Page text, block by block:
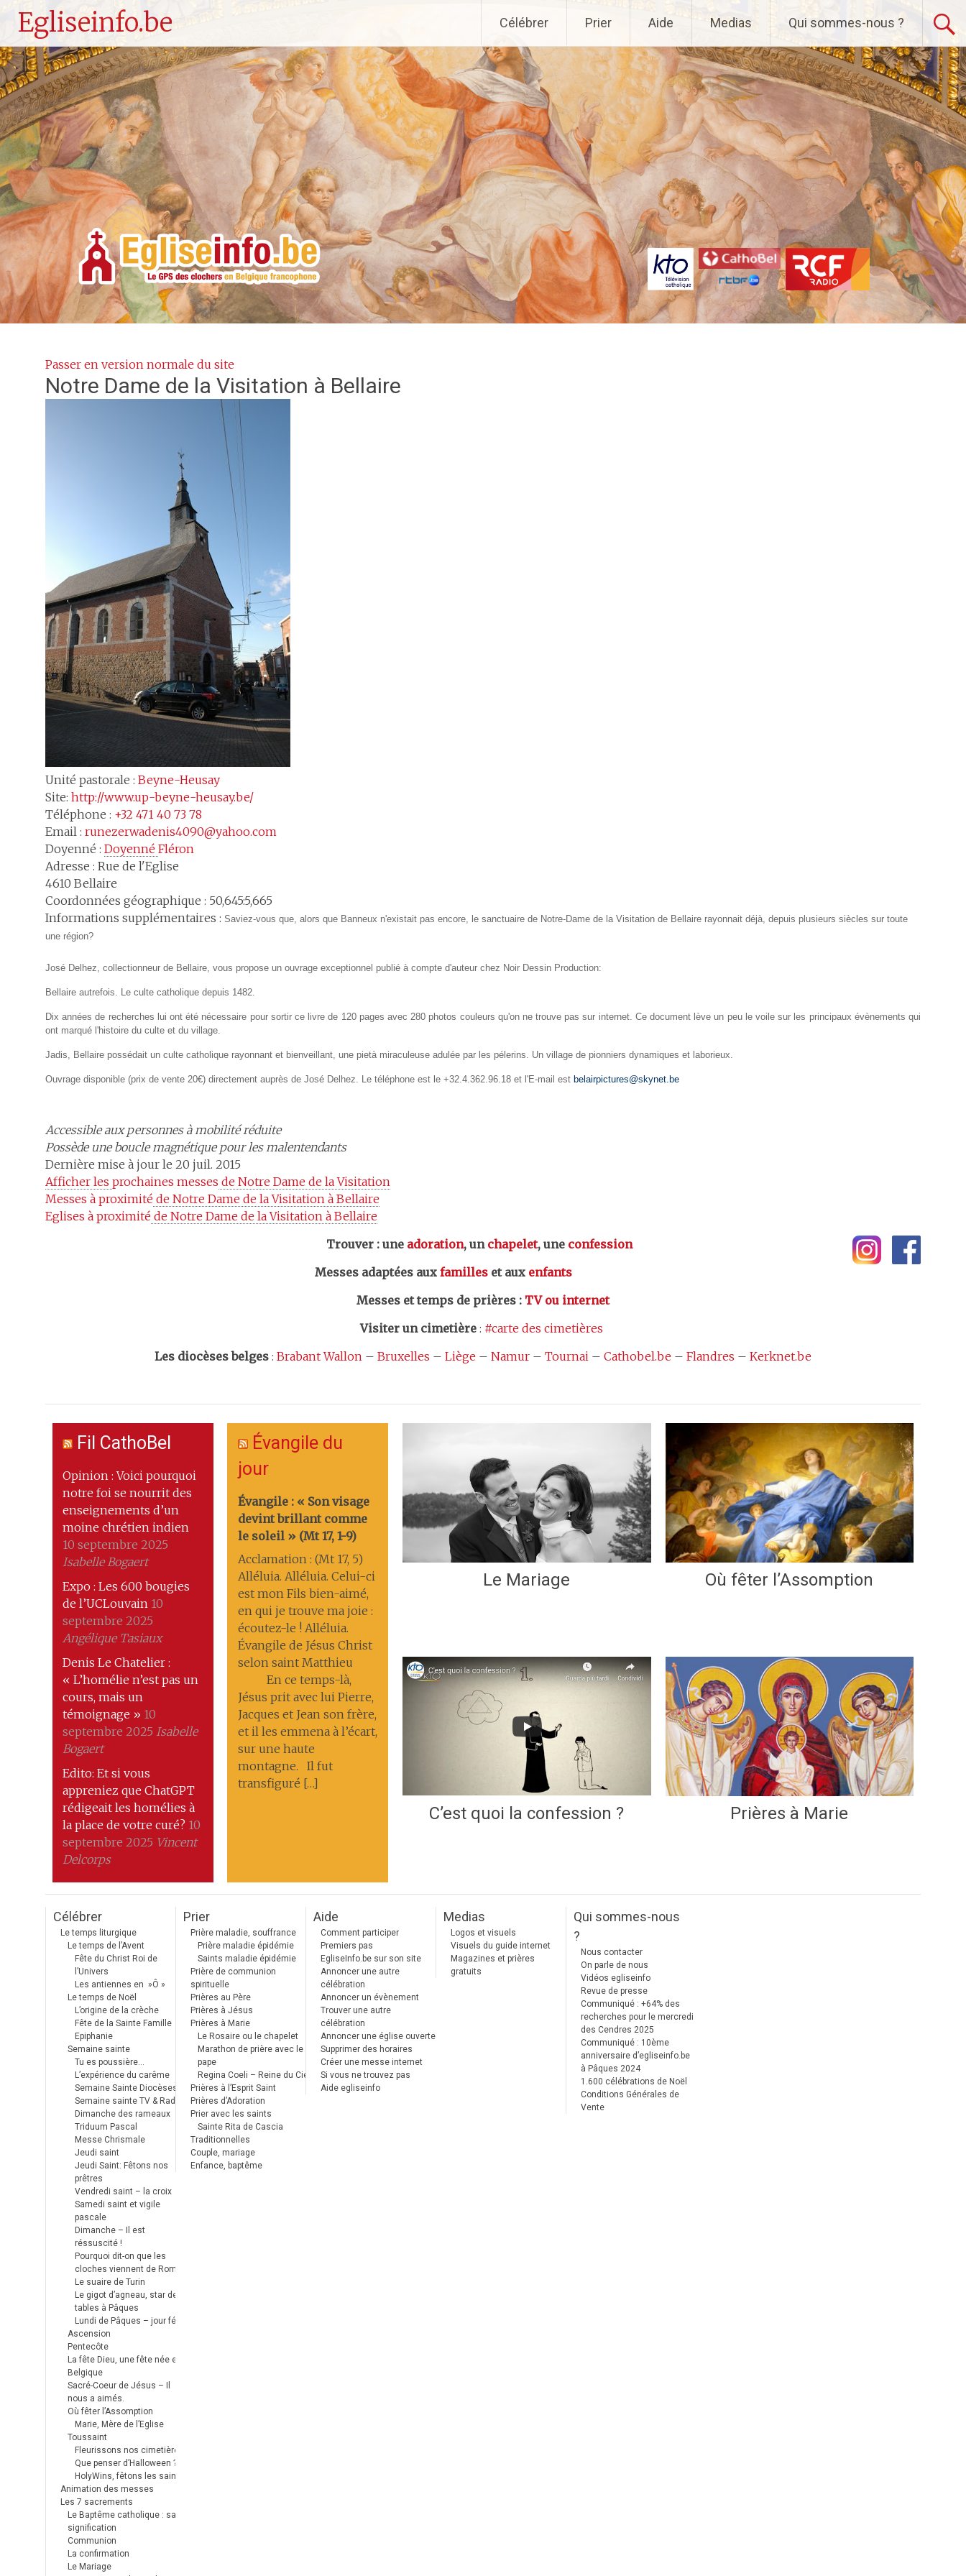
Egliseinfo.be
au
principal
Célébrer Prier Aide Medias Qui sommes-nous ?
Passer en version normale du site
Notre Dame de la Visitation à Bellaire
Unité pastorale : Beyne-Heusay
Site: http://www.up-beyne-heusay.be/
Téléphone : +32 471 40 73 78
Email : runezerwadenis4090@yahoo.com
Doyenné : Doyenné Fléron
Adresse : Rue de l'Eglise
4610 Bellaire
Coordonnées géographique : 50,645:5,665
Informations supplémentaires : Saviez-vous que, alors que Banneux n'existait pas encore, le sanctuaire de Notre-Dame de la Visitation de Bellaire rayonnait déjà, depuis plusieurs siècles sur toute
une région?
José Delhez, collectionneur de Bellaire, vous propose un ouvrage exceptionnel publié à compte d'auteur chez Noir Dessin Production:
Bellaire autrefois. Le culte catholique depuis 1482.
Dix années de recherches lui ont été nécessaire pour sortir ce livre de 120 pages avec 280 photos couleurs qu'on ne trouve pas sur internet. Ce document lève un peu le voile sur les principaux évènements qui
ont marqué l'histoire du culte et du village.
Jadis, Bellaire possédait un culte catholique rayonnant et bienveillant, une pietà miraculeuse adulée par les pélerins. Un village de pionniers dynamiques et laborieux.
Ouvrage disponible (prix de vente 20€) directement auprès de José Delhez. Le téléphone est le +32.4.362.96.18 et l'E-mail est belairpictures@skynet.be
Accessible aux personnes à mobilité réduite
Possède une boucle magnétique pour les malentendants
Dernière mise à jour le 20 juil. 2015
Afficher les prochaines messes de Notre Dame de la Visitation
Messes à proximité de Notre Dame de la Visitation à Bellaire
Eglises à proximité de Notre Dame de la Visitation à Bellaire
Trouver : une adoration, un chapelet, une confession
Messes adaptées aux familles et aux enfants
Messes et temps de prières : TV ou internet
Visiter un cimetière : #carte des cimetières
Les diocèses belges : Brabant Wallon – Bruxelles – Liège – Namur – Tournai – Cathobel.be – Flandres – Kerknet.be
Fil CathoBel
Opinion : Voici pourquoi
notre foi se nourrit des
enseignements d’un
moine chrétien indien
10 septembre 2025
Isabelle Bogaert
Expo : Les 600 bougies
de l’UCLouvain 10
septembre 2025
Angélique Tasiaux
Denis Le Chatelier :
« L’homélie n’est pas un
cours, mais un
témoignage » 10
septembre 2025 Isabelle
Bogaert
Edito: Et si vous
appreniez que ChatGPT
rédigeait les homélies à
la place de votre curé? 10
septembre 2025 Vincent
Delcorps
Évangile du
jour
Évangile : « Son visage
devint brillant comme
le soleil » (Mt 17, 1-9)
Acclamation : (Mt 17, 5)
Alléluia. Alléluia. Celui-ci
est mon Fils bien-aimé,
en qui je trouve ma joie :
écoutez-le ! Alléluia.
Évangile de Jésus Christ
selon saint Matthieu
En ce temps-là,
Jésus prit avec lui Pierre,
Jacques et Jean son frère,
et il les emmena à l’écart,
sur une haute
montagne. Il fut
transfiguré […]
Le Mariage Où fêter l’Assomption
C’est quoi la confession ? Prières à Marie
Célébrer
Le temps liturgique
Le temps de l’Avent
Fête du Christ Roi de
l’Univers
Les antiennes en »Ô »
Le temps de Noël
L’origine de la crèche
Fête de la Sainte Famille
Epiphanie
Semaine sainte
Tu es poussière…
L’expérience du carême
Semaine Sainte Diocèses
Semaine sainte TV & Radio
Dimanche des rameaux
Triduum Pascal
Messe Chrismale
Jeudi saint
Jeudi Saint: Fêtons nos
prêtres
Vendredi saint – la croix
Samedi saint et vigile
pascale
Dimanche – Il est
réssuscité !
Pourquoi dit-on que les
cloches viennent de Rome ?
Le suaire de Turin
Le gigot d’agneau, star des
tables à Pâques
Lundi de Pâques – jour férié
Ascension
Pentecôte
La fête Dieu, une fête née en
Belgique
Sacré-Coeur de Jésus – Il
nous a aimés.
Où fêter l’Assomption
Marie, Mère de l’Eglise
Toussaint
Fleurissons nos cimetières
Que penser d’Halloween ?
HolyWins, fêtons les saints !
Animation des messes
Les 7 sacrements
Le Baptême catholique : sa
signification
Communion
La confirmation
Le Mariage
Prier
Prière maladie, souffrance
Prière maladie épidémie
Saints maladie épidémie
Prière de communion
spirituelle
Prières au Père
Prières à Jésus
Prières à Marie
Le Rosaire ou le chapelet
Marathon de prière avec le
pape
Regina Coeli – Reine du Ciel
Prières à l’Esprit Saint
Prières d’Adoration
Prier avec les saints
Sainte Rita de Cascia
Traditionnelles
Couple, mariage
Enfance, baptême
Aide
Comment participer
Premiers pas
EgliseInfo.be sur son site
Annoncer une autre
célébration
Annoncer un évènement
Trouver une autre
célébration
Annoncer une église ouverte
Supprimer des horaires
Créer une messe internet
Si vous ne trouvez pas
Aide egliseinfo
Medias
Logos et visuels
Visuels du guide internet
Magazines et prières
gratuits
Qui sommes-nous
?
Nous contacter
On parle de nous
Vidéos egliseinfo
Revue de presse
Communiqué : +64% des
recherches pour le mercredi
des Cendres 2025
Communiqué : 10ème
anniversaire d’egliseinfo.be
à Pâques 2024
1.600 célébrations de Noël
Conditions Générales de
Vente